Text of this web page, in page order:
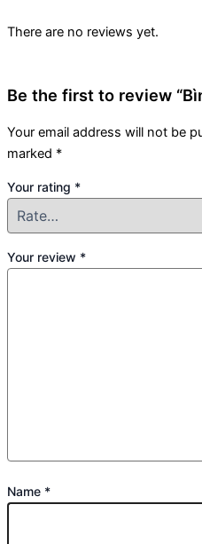
There are no reviews yet.
Be the first to review
Your email address will not be
marked *
Your rating *
Your review *
Name *